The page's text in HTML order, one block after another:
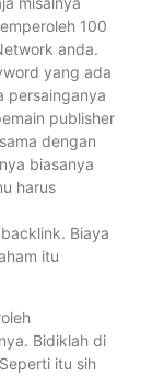
100
anda.
yang ada
persainganya
publisher
dengan
biasanya
harus
Biaya
itu
Bidiklah di
itu sih